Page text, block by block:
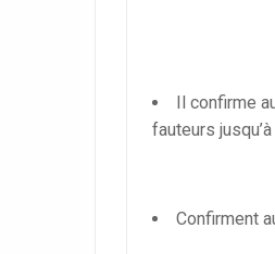
Il confirme
fauteurs
Confirment